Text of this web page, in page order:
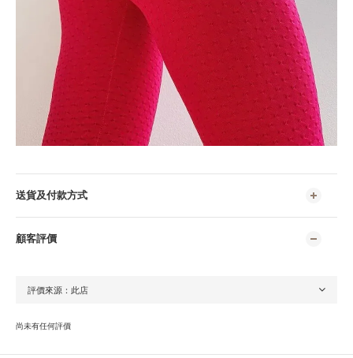
送貨及付款方式
顧客評價
尚未有任何評價